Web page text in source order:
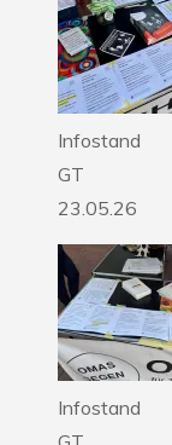
Infostand
GT
23.05.26
Infostand